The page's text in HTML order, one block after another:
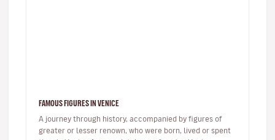
FAMOUS FIGURES IN VENICE
A journey through history, accompanied by figures of
greater or lesser renown, who were born, lived or spent